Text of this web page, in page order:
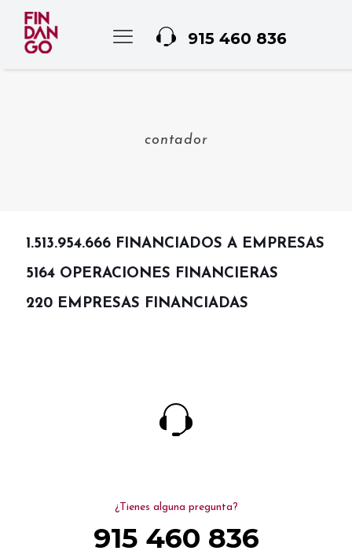
915 460 836
contador
1.513.954.666 FINANCIADOS A EMPRESAS
5164 OPERACIONES FINANCIERAS
220 EMPRESAS FINANCIADAS
¿Tienes alguna pregunta?
915 460 836